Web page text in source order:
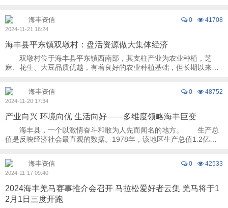
0 41708
海丰资信
2024-11-21 16:24
海丰县平东镇双墩村：盘活资源做大集体经济
双墩村位于海丰县平东镇西南部，其支柱产业为农业种植，芝
麻、花生、大豆品质优越，有着良好的农业种植基础，但长期以来因
0 48752
海丰资信
2024-11-20 17:34
产业向兴 环境向优 生活向好——多维度领略海丰巨变
海丰县，一个以激情奋斗和敢为人先而闻名的地方。 生产总
值是反映经济社会最直观的数据。1978年，该地区生产总值1.2亿
0 42533
海丰资信
2024-11-17 09:40
2024海丰羌马赛事推介会召开 马拉松爱好者云集 羌马将于1
2月1日三度开跑